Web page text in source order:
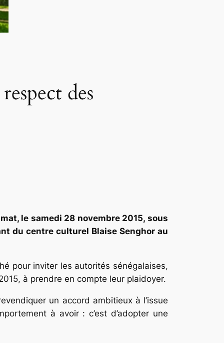
des
le samedi 28 novembre 2015, sous
du centre culturel Blaise Senghor au
pour inviter les autorités sénégalaises,
à prendre en compte leur plaidoyer.
un accord ambitieux à l’issue
à avoir : c’est d’adopter une